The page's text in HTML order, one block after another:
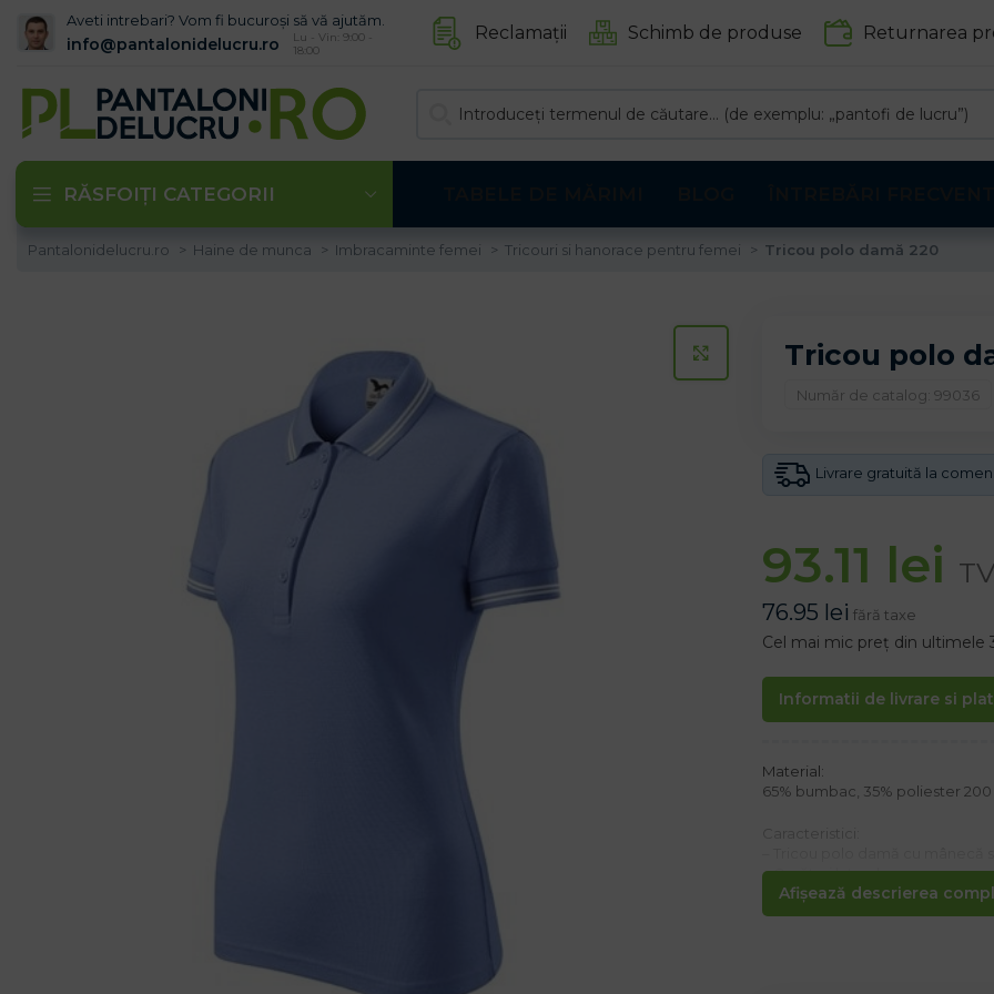
Aveti intrebari? Vom fi bucuroși să vă ajutăm.
info@pantalonidelucru.ro
Lu - Vin: 9:00 -
18:00
Reclamații Schimb de produse Returnarea
RĂSFOIȚI CATEGORII
Pantalonidelucru.ro Haine de munca Imbracaminte femei Tricouri si hanorace pentru femei Tricou polo damă 220
CLICK PENTRU A MARI
Tricou polo
Număr de catalog: 99036
Livrare gratuită la
93.11 lei
76.95 lei fără taxe
Cel mai mic preț din ultimele
Informatii de livrare si
Afișează descrierea
Material:
65% bumbac, 35% poliester 200
– Cusături laterale
– Croială elegantă
– Cusătură întărită la umeri